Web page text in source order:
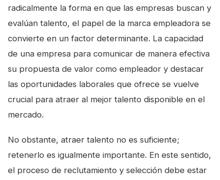
radicalmente la forma en que las empresas buscan y
evalúan talento, el papel de la marca empleadora se
convierte en un factor determinante. La capacidad
de una empresa para comunicar de manera efectiva
su propuesta de valor como empleador y destacar
las oportunidades laborales que ofrece se vuelve
crucial para atraer al mejor talento disponible en el
mercado.
No obstante, atraer talento no es suficiente;
retenerlo es igualmente importante. En este sentido,
el proceso de reclutamiento y selección debe estar